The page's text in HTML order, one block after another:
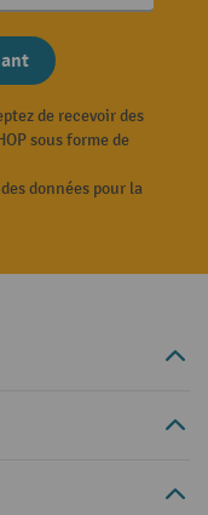
de recevoir des
sous forme de
données pour la